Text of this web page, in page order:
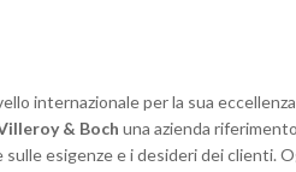
internazionale per la sua
& Boch una azienda
sulle esigenze e i desideri dei clienti.